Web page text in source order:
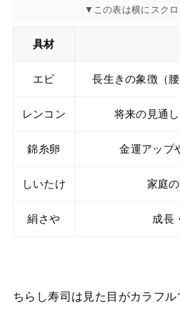
具材
エビ 長生きの象徴（
レンコン 将来の見通
錦糸卵 金運アップ
しいたけ 家庭
絹さや 成長
ちらし寿司は見た目がカラフ